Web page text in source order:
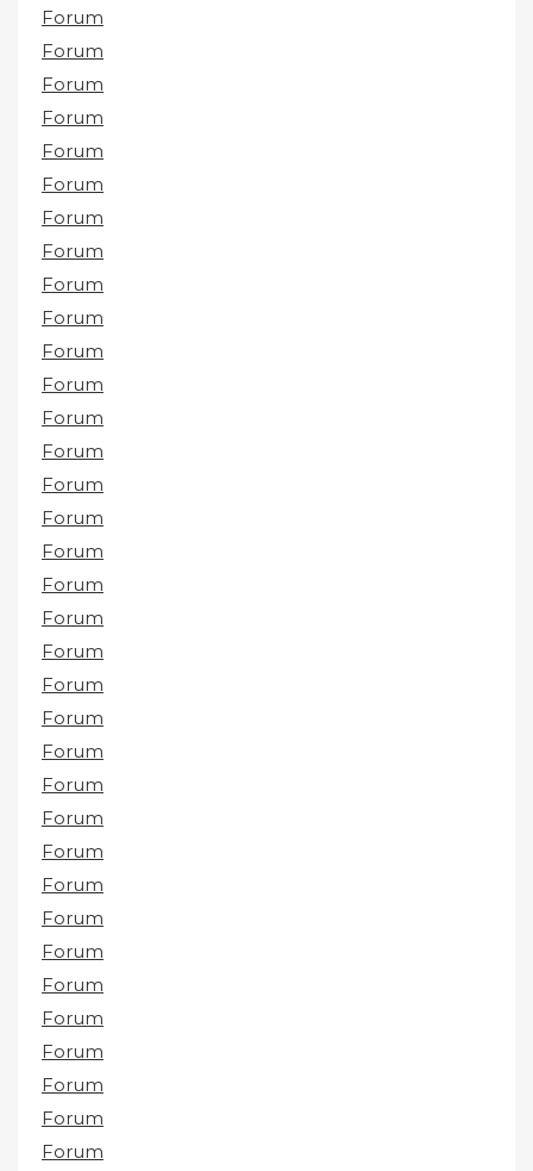
Forum
Forum
Forum
Forum
Forum
Forum
Forum
Forum
Forum
Forum
Forum
Forum
Forum
Forum
Forum
Forum
Forum
Forum
Forum
Forum
Forum
Forum
Forum
Forum
Forum
Forum
Forum
Forum
Forum
Forum
Forum
Forum
Forum
Forum
Forum